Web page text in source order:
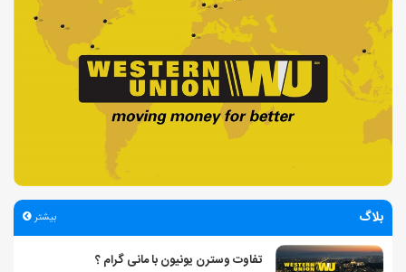
بلاگ بیشتر
تفاوت وسترن یونیون با مانی گرام ؟